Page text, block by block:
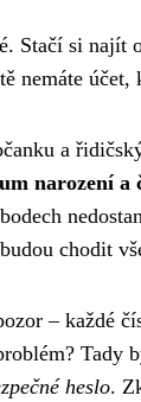
Stačí si najít
nemáte
a
narození a
chodit
– každé
Tady
heslo.